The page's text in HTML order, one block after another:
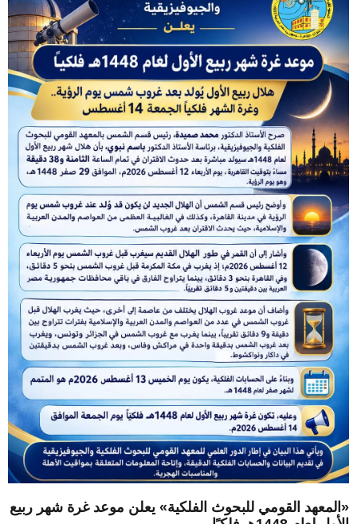
«المعهد القومي للبحوث الفلكية» يعلن موعد غرة شهر ربيع